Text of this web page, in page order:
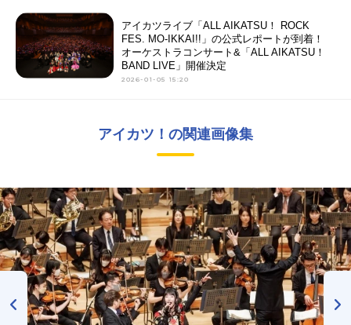
アイカツライブ「ALL AIKATSU！ ROCK
FES. MO-IKKAI!!」の公式レポートが到着！
オーケストラコンサート&「ALL AIKATSU！
BAND LIVE」開催決定
2026-01-05 15:20
アイカツ！の関連画像集